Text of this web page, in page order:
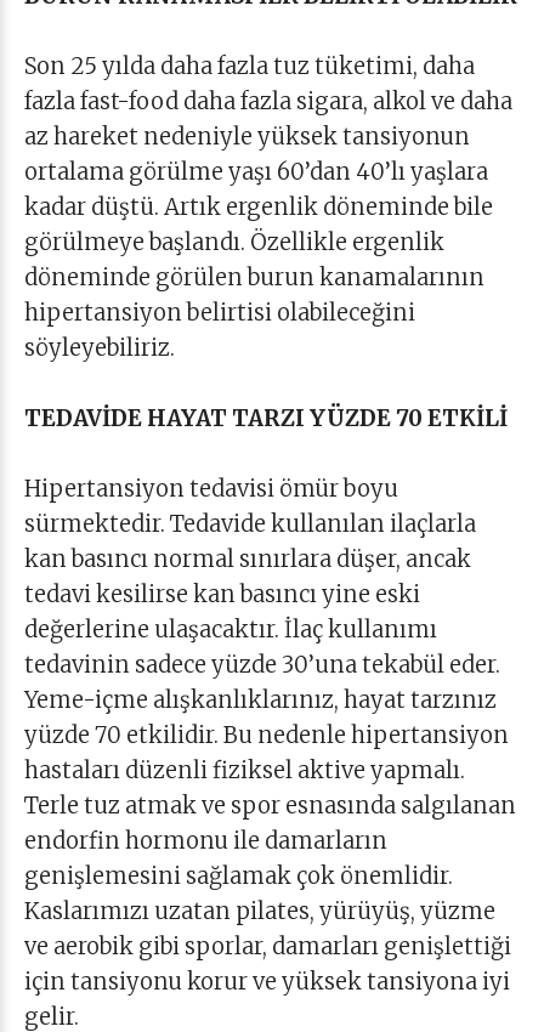
Son 25 yılda daha fazla tuz tüketimi, daha
fazla fast-food daha fazla sigara, alkol ve daha
az hareket nedeniyle yüksek tansiyonun
ortalama görülme yaşı 60’dan 40’lı yaşlara
kadar düştü. Artık ergenlik döneminde bile
görülmeye başlandı. Özellikle ergenlik
döneminde görülen burun kanamalarının
hipertansiyon belirtisi olabileceğini
söyleyebiliriz.
TEDAVİDE HAYAT TARZI YÜZDE 70 ETKİLİ
Hipertansiyon tedavisi ömür boyu
sürmektedir. Tedavide kullanılan ilaçlarla
kan basıncı normal sınırlara düşer, ancak
tedavi kesilirse kan basıncı yine eski
değerlerine ulaşacaktır. İlaç kullanımı
tedavinin sadece yüzde 30’una tekabül eder.
Yeme-içme alışkanlıklarınız, hayat tarzınız
yüzde 70 etkilidir. Bu nedenle hipertansiyon
hastaları düzenli fiziksel aktive yapmalı.
Terle tuz atmak ve spor esnasında salgılanan
endorfin hormonu ile damarların
genişlemesini sağlamak çok önemlidir.
Kaslarımızı uzatan pilates, yürüyüş, yüzme
ve aerobik gibi sporlar, damarları genişlettiği
için tansiyonu korur ve yüksek tansiyona iyi
gelir.